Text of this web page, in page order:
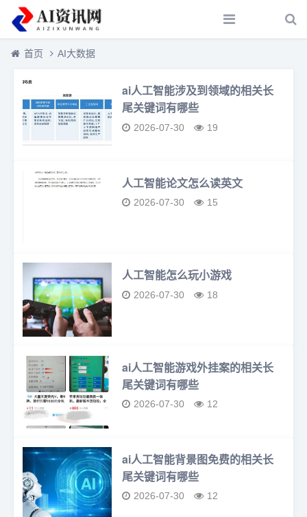
首页 AI大数据
ai人工智能涉及到领域的相关长
尾关键词有哪些
2026-07-30 19
人工智能论文怎么读英文
2026-07-30 15
人工智能怎么玩小游戏
2026-07-30 18
ai人工智能游戏外挂案的相关长
尾关键词有哪些
2026-07-30 12
ai人工智能背景图免费的相关长
尾关键词有哪些
2026-07-30 12